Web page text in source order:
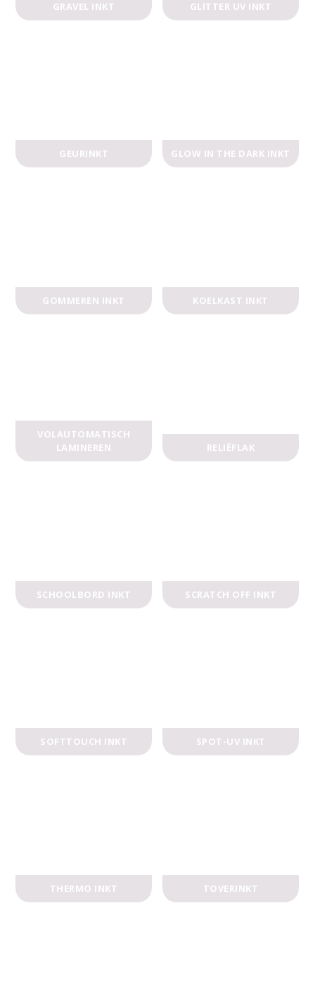
GRAVEL INKT GLITTER UV INKT
GEURINKT GLOW IN THE DARK INKT
GOMMEREN INKT KOELKAST INKT
VOLAUTOMATISCH
LAMINEREN
RELIËFLAK
SCHOOLBORD INKT SCRATCH OFF INKT
SOFTTOUCH INKT SPOT-UV INKT
THERMO INKT TOVERINKT